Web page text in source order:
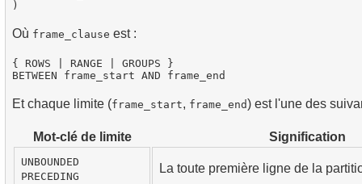
Où frame_clause est :
{ ROWS | RANGE | GROUPS }
Et chaque limite (frame_start, frame_end) est l'une des
Mot-clé de limite Signification
UNBOUNDED
PRECEDING
La toute première ligne de la